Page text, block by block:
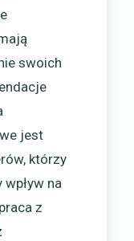
swoich
jest
którzy
na
z